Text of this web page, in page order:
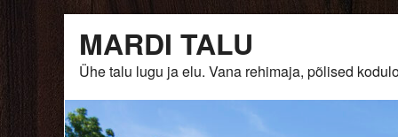
content
MARDI TALU
Ühe talu lugu ja elu. Vana rehimaja, põlised